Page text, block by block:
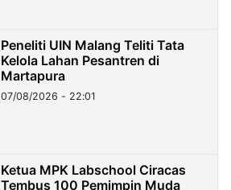
Peneliti UIN Malang Teliti Tata
Kelola Lahan Pesantren di
Martapura
07/08/2026 - 22:01
Ketua MPK Labschool Ciracas
Tembus 100 Pemimpin Muda